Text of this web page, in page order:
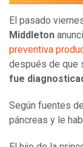
El pasado
Middleton
preventiva
después de que
fue
Según fuentes de
páncreas y le